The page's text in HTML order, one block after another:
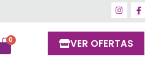
VER OFERTAS